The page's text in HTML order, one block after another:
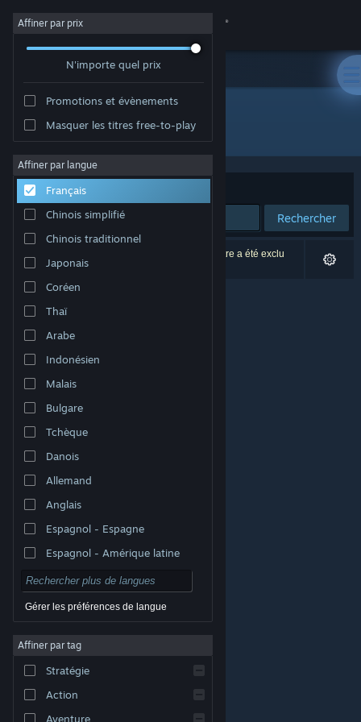
Se connecter
Magasin
À propos
Support
Changer la langue
Télécharger l'application mobile Steam
Voir version ordi. du site
© Valve Corporation. Tous droits réservés. Toutes les
titulaires aux États-Unis et dans d'autres pays.
Accessibilité
Remboursements
Affiner par prix
N'importe quel prix
Promotions et évènements
Masquer les titres free-to-play
Affiner par langue
Français
Chinois simplifié
Chinois traditionnel
Japonais
Coréen
Thaï
Arabe
Indonésien
Malais
Bulgare
Tchèque
Danois
Allemand
Anglais
Espagnol - Espagne
Espagnol - Amérique latine
Gérer les préférences de langue
Affiner par tag
Stratégie
Action
Aventure
Développement : Macondo Games
Trier par Pertinence
Rechercher
0 résultats correspondent à votre recherche. 1 titre a été exclu
selon vos préférences.